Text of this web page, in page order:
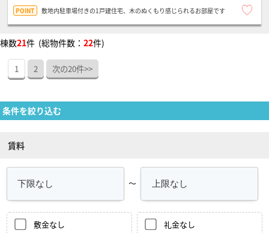
敷地内駐車場付きの1戸建住宅、木のぬくもり感じられるお部屋です
棟数21件 (総物件数： 22件)
1 2 次の20件>>
条件を絞り込む
賃料
～
敷金なし 礼金なし